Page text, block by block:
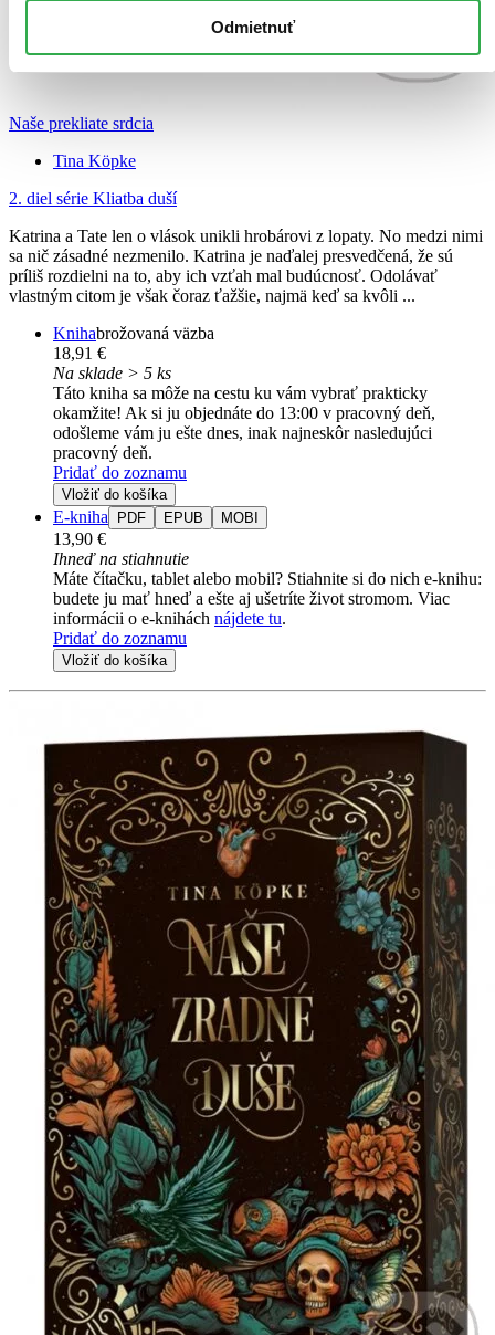
Odmietnuť
Naše prekliate srdcia
Tina Köpke
2. diel série Kliatba duší
Katrina a Tate len o vlások unikli hrobárovi z lopaty. No medzi nimi
sa nič zásadné nezmenilo. Katrina je naďalej presvedčená, že sú
príliš rozdielni na to, aby ich vzťah mal budúcnosť. Odolávať
vlastným citom je však čoraz ťažšie, najmä keď sa kvôli ...
Knihabrožovaná väzba
18,91 €
Na sklade > 5 ks
Táto kniha sa môže na cestu ku vám vybrať prakticky
okamžite! Ak si ju objednáte do 13:00 v pracovný deň,
odošleme vám ju ešte dnes, inak najneskôr nasledujúci
pracovný deň.
Pridať do zoznamu
Vložiť do košíka
E-kniha PDF EPUB MOBI
13,90 €
Ihneď na stiahnutie
Máte čítačku, tablet alebo mobil? Stiahnite si do nich e-knihu:
budete ju mať hneď a ešte aj ušetríte život stromom. Viac
informácii o e-knihách nájdete tu.
Pridať do zoznamu
Vložiť do košíka